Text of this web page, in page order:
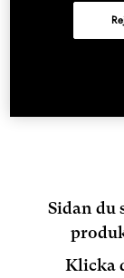
Sidan du
Klicka